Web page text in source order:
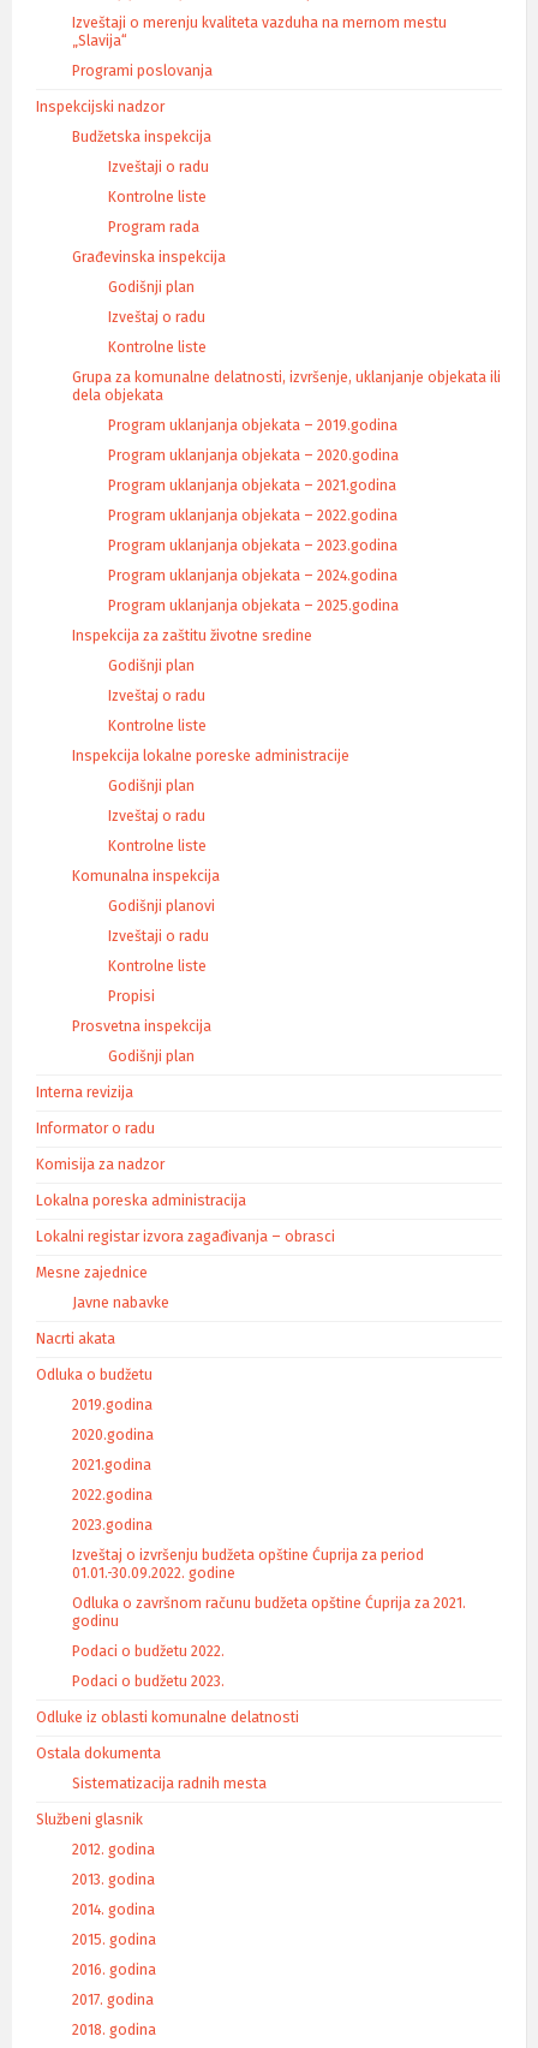
Izveštaji o merenju kvaliteta vazduha na mernom mestu
„Slavija“
Programi poslovanja
Inspekcijski nadzor
Budžetska inspekcija
Izveštaji o radu
Kontrolne liste
Program rada
Građevinska inspekcija
Godišnji plan
Izveštaj o radu
Kontrolne liste
Grupa za komunalne delatnosti, izvršenje, uklanjanje objekata ili
dela objekata
Program uklanjanja objekata – 2019.godina
Program uklanjanja objekata – 2020.godina
Program uklanjanja objekata – 2021.godina
Program uklanjanja objekata – 2022.godina
Program uklanjanja objekata – 2023.godina
Program uklanjanja objekata – 2024.godina
Program uklanjanja objekata – 2025.godina
Inspekcija za zaštitu životne sredine
Godišnji plan
Izveštaj o radu
Kontrolne liste
Inspekcija lokalne poreske administracije
Godišnji plan
Izveštaj o radu
Kontrolne liste
Komunalna inspekcija
Godišnji planovi
Izveštaji o radu
Kontrolne liste
Propisi
Prosvetna inspekcija
Godišnji plan
Interna revizija
Informator o radu
Komisija za nadzor
Lokalna poreska administracija
Lokalni registar izvora zagađivanja – obrasci
Mesne zajednice
Javne nabavke
Nacrti akata
Odluka o budžetu
2019.godina
2020.godina
2021.godina
2022.godina
2023.godina
Izveštaj o izvršenju budžeta opštine Ćuprija za period
01.01.-30.09.2022. godine
Odluka o završnom računu budžeta opštine Ćuprija za 2021.
godinu
Podaci o budžetu 2022.
Podaci o budžetu 2023.
Odluke iz oblasti komunalne delatnosti
Ostala dokumenta
Sistematizacija radnih mesta
Službeni glasnik
2012. godina
2013. godina
2014. godina
2015. godina
2016. godina
2017. godina
2018. godina